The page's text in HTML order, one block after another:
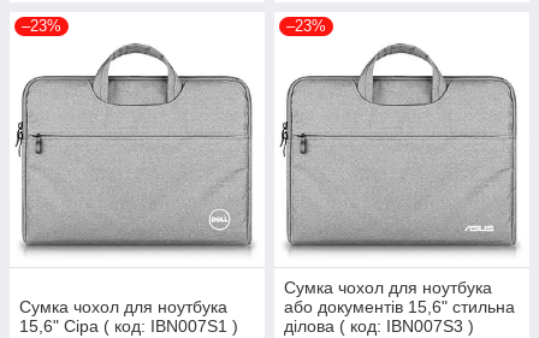
–23%
Сумка чохол для ноутбука
15,6" Сіра ( код: IBN007S1 )
–23%
Сумка чохол для ноутбука
або документів 15,6" стильна
ділова ( код: IBN007S3 )